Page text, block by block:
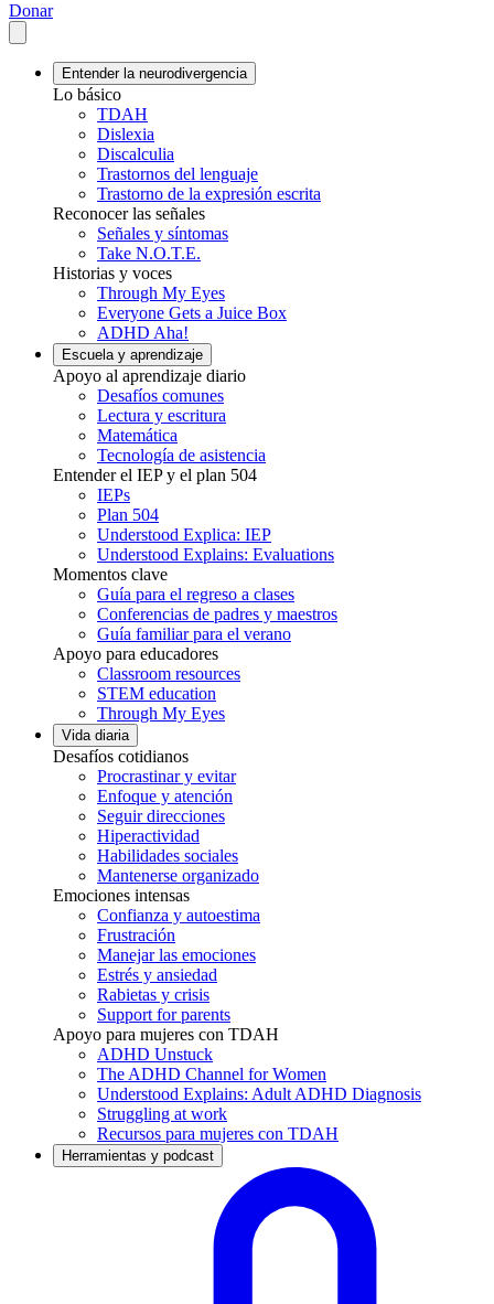
Donar
Entender la neurodivergencia
Lo básico
TDAH
Dislexia
Discalculia
Trastornos del lenguaje
Trastorno de la expresión escrita
Reconocer las señales
Señales y síntomas
Take N.O.T.E.
Historias y voces
Through My Eyes
Everyone Gets a Juice Box
ADHD Aha!
Escuela y aprendizaje
Apoyo al aprendizaje diario
Desafíos comunes
Lectura y escritura
Matemática
Tecnología de asistencia
Entender el IEP y el plan 504
IEPs
Plan 504
Understood Explica: IEP
Understood Explains: Evaluations
Momentos clave
Guía para el regreso a clases
Conferencias de padres y maestros
Guía familiar para el verano
Apoyo para educadores
Classroom resources
STEM education
Through My Eyes
Vida diaria
Desafíos cotidianos
Procrastinar y evitar
Enfoque y atención
Seguir direcciones
Hiperactividad
Habilidades sociales
Mantenerse organizado
Emociones intensas
Confianza y autoestima
Frustración
Manejar las emociones
Estrés y ansiedad
Rabietas y crisis
Support for parents
Apoyo para mujeres con TDAH
ADHD Unstuck
The ADHD Channel for Women
Understood Explains: Adult ADHD Diagnosis
Struggling at work
Recursos para mujeres con TDAH
Herramientas y podcast